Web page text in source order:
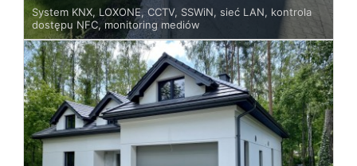
System KNX, LOXONE, CCTV, SSWiN, sieć LAN, kontrola
dostępu NFC, monitoring mediów